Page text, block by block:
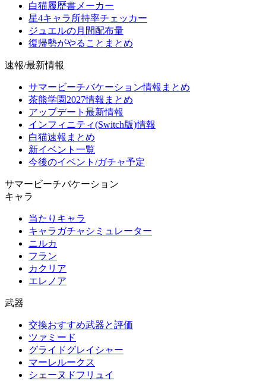
白猫履歴書メーカー
星4キャラ所持率チェッカー
ジュエルの月間配布量
復帰勢がやることまとめ
速報/最新情報
サマービーチバケーション情報まとめ
茶熊学園2027情報まとめ
アップデート最新情報
インフィニティ(Switch版)情報
白猫速報まとめ
新イベント一覧
今後のイベント/ガチャ予定
サマービーチバケーション
キャラ
当たりキャラ
キャラガチャシミュレーター
ニルカ
フラン
カクリア
エレノア
武器
交換おすすめ武器と評価
ツァミード
グライドグレイシャー
マーレルークス
シェーヌドフリュイ